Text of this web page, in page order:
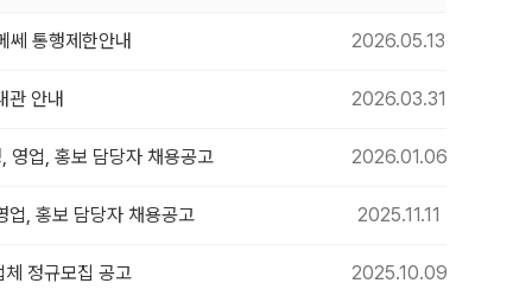
통행제한안내 2026.05.13
관 안내 2026.03.31
영업, 홍보 담당자 채용공고 2026.01.06
, 홍보 담당자 채용공고 2025.11.11
정규모집 공고 2025.10.09